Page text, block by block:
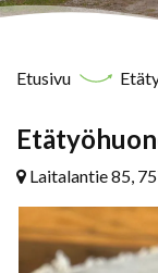
Etusivu
Laitalantie 85,